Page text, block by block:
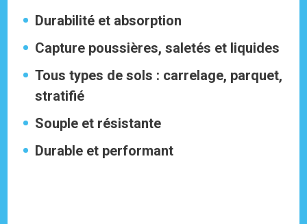
Durabilité et absorption
Capture poussières, saletés et liquides
Tous types de sols : carrelage, parquet,
stratifié
Souple et résistante
Durable et performant